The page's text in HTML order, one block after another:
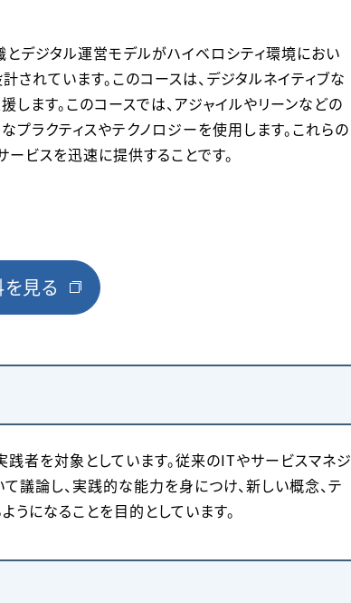
デジタル運営モデルがハイベロシティ環境におい
れています。このコースは、デジタルネイティブな
ます。このコースでは、アジャイルやリーンなどの
プラクティスやテクノロジーを使用します。これらの
ビスを迅速に提供することです。
見る
者を対象としています。従来のITやサービスマネジ
議論し、実践的な能力を身につけ、新しい概念、テ
うになることを目的としています。